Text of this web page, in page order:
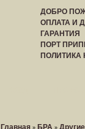
ДОБРО
ОПЛАТА И
ГАРАНТИЯ
ПОРТ
Главная » БРА »